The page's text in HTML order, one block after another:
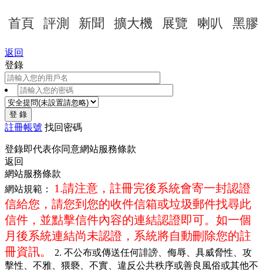
首頁 評測 新聞 擴大機 展覽 喇叭 黑膠
返回
登錄
登 錄
註冊帳號 找回密碼
登錄即代表你同意網站服務條款
返回
網站服務條款
網站規範： 1.請注意，註冊完後系統會寄一封認證
信給您，請您到您的收件信箱或垃圾郵件找尋此
信件，並點擊信件內容的連結認證即可。如一個
月後系統連結尚未認證，系統將自動刪除您的註
冊資訊。
2. 不公布或傳送任何誹謗、侮辱、具威脅性、攻
擊性、不雅、猥褻、不實、違反公共秩序或善良風俗或其他不